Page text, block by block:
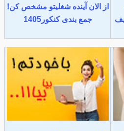
از الان آینده شغلیتو مشخص کن!
جمع بندی کنکور1405